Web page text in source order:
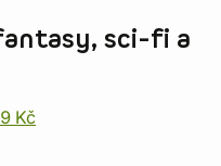
sci-fi a
Kč